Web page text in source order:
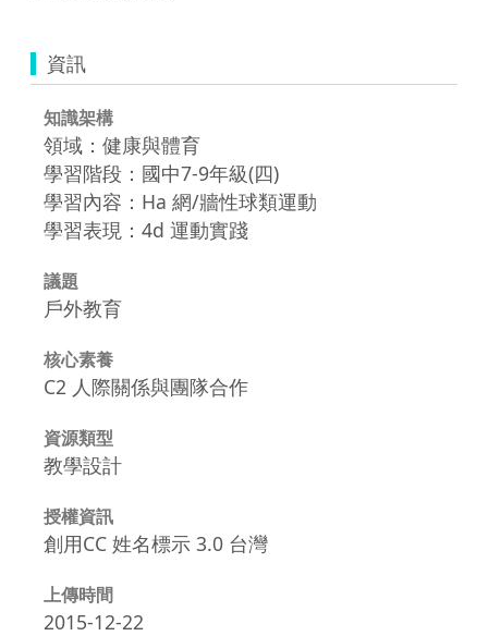
資訊
知識架構
領域：健康與體育
學習階段：國中7-9年級(四)
學習內容：Ha 網/牆性球類運動
學習表現：4d 運動實踐
議題
戶外教育
核心素養
C2 人際關係與團隊合作
資源類型
教學設計
授權資訊
創用CC 姓名標示 3.0 台灣
上傳時間
2015-12-22